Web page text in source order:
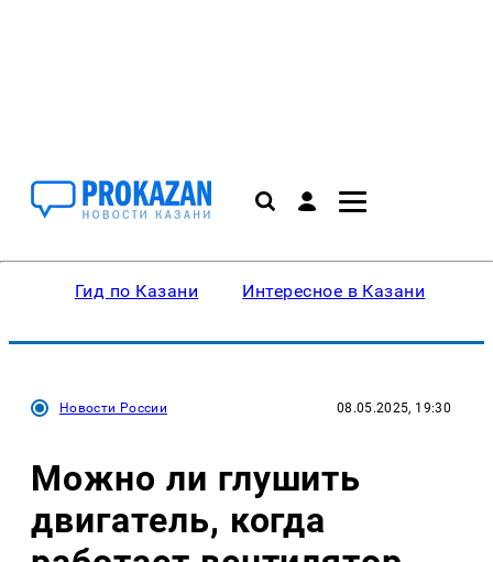
Гид по Казани Интересное в Казани
Новости России 08.05.2025, 19:30
Можно ли глушить
двигатель, когда